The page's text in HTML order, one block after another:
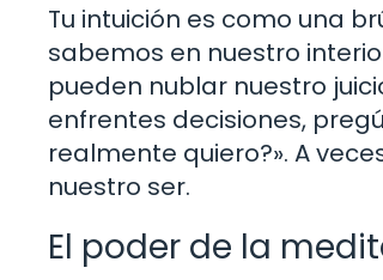
Tu intuición es como una
sabemos en nuestro
pueden nublar nuestro
enfrentes decisiones,
realmente quiero?». A
nuestro ser.
El poder de la